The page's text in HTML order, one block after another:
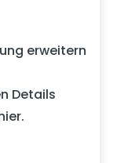
erweitern
Details